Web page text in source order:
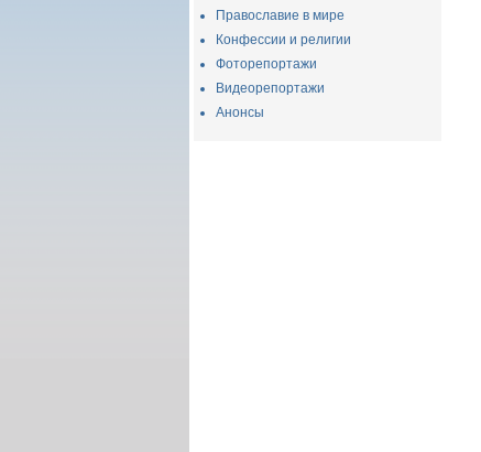
Православие в мире
Конфессии и религии
Фоторепортажи
Видеорепортажи
Анонсы